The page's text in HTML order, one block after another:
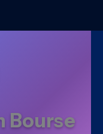
Bourse